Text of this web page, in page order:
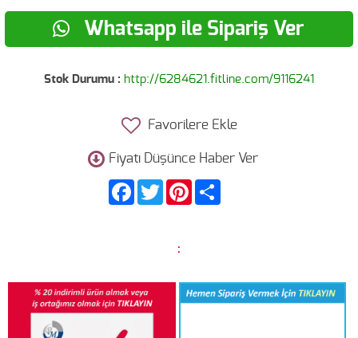
Whatsapp ile Sipariş Ver
Stok Durumu : http://6284621.fitline.com/9116241
Favorilere Ekle
Fiyatı Düşünce Haber Ver
FacebookTwitter Pinterest
: